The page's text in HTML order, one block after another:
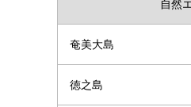
自然
奄美大島
徳之島